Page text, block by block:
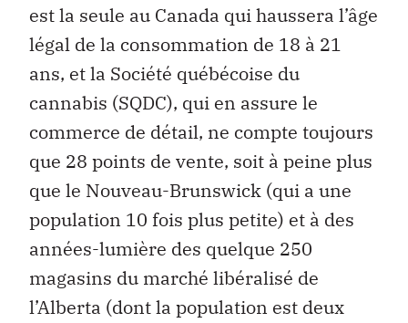
est la seule au Canada qui haussera l’âge
légal de la consommation de 18 à 21
ans, et la Société québécoise du
cannabis (SQDC), qui en assure le
commerce de détail, ne compte toujours
que 28 points de vente, soit à peine plus
que le Nouveau-Brunswick (qui a une
population 10 fois plus petite) et à des
années-lumière des quelque 250
magasins du marché libéralisé de
l’Alberta (dont la population est deux